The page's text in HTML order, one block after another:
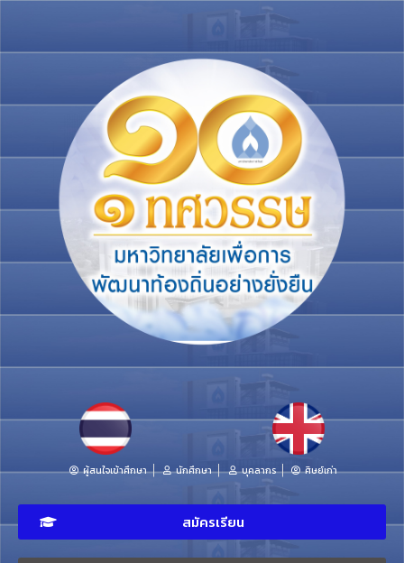
ผู้สนใจเข้าศึกษา นักศึกษา บุคลากร ศิษย์เก่า
สมัครเรียน